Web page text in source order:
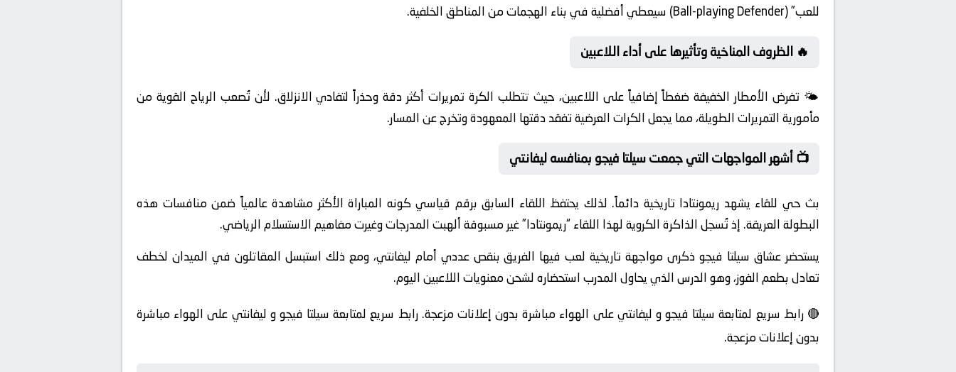
للعب” (Ball-playing Defender) سيعطي أفضلية في بناء الهجمات من المناطق الخلفية.
🔥 الظروف المناخية وتأثيرها على أداء اللاعبين
🌤️ تفرض الأمطار الخفيفة ضغطاً إضافياً على اللاعبين، حيث تتطلب الكرة تمريرات أكثر دقة وحذراً لتفادي الانزلاق. لأن تُصعب الرياح القوية من
مأمورية التمريرات الطويلة، مما يجعل الكرات العرضية تفقد دقتها المعهودة وتخرج عن المسار.
📺 أشهر المواجهات التي جمعت سيلتا فيجو بمنافسه ليفانتي
بث حي للقاء يشهد ريمونتادا تاريخية دائماً. لذلك يحتفظ اللقاء السابق برقم قياسي كونه المباراة الأكثر مشاهدة عالمياً ضمن منافسات هذه
البطولة العريقة. إذ تُسجل الذاكرة الكروية لهذا اللقاء “ريمونتادا” غير مسبوقة ألهبت المدرجات وغيرت مفاهيم الاستسلام الرياضي.
يستحضر عشاق سيلتا فيجو ذكرى مواجهة تاريخية لعب فيها الفريق بنقص عددي أمام ليفانتي، ومع ذلك استبسل المقاتلون في الميدان لخطف
تعادل بطعم الفوز، وهو الدرس الذي يحاول المدرب استحضاره لشحن معنويات اللاعبين اليوم.
🔴 رابط سريع لمتابعة سيلتا فيجو و ليفانتي على الهواء مباشرة بدون إعلانات مزعجة. رابط سريع لمتابعة سيلتا فيجو و ليفانتي على الهواء مباشرة
بدون إعلانات مزعجة.